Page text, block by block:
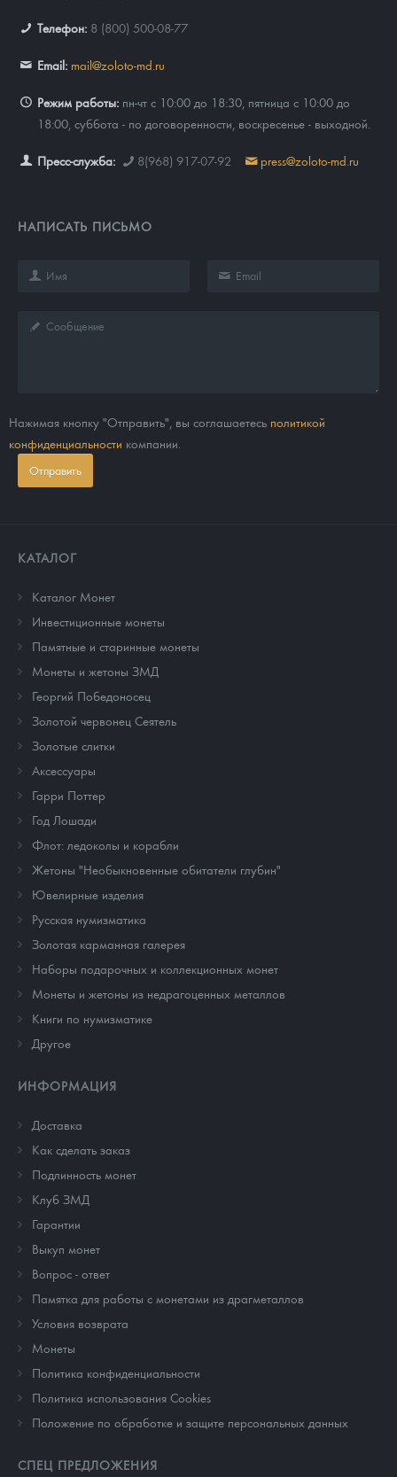
Телефон: 8 (800) 500-08-77
Email: mail@zoloto-md.ru
Режим работы: пн-чт с 10:00 до 18:30, пятница с 10:00 до
18:00, суббота - по договоренности, воскресенье - выходной.
Пресс-служба: 8(968) 917-07-92 press@zoloto-md.ru
НАПИСАТЬ ПИСЬМО
Нажимая кнопку "Отправить", вы соглашаетесь политикой
конфиденциальности компании.
Отправить
КАТАЛОГ
Каталог Монет
Инвестиционные монеты
Памятные и старинные монеты
Монеты и жетоны ЗМД
Георгий Победоносец
Золотой червонец Сеятель
Золотые слитки
Аксессуары
Гарри Поттер
Год Лошади
Флот: ледоколы и корабли
Жетоны "Необыкновенные обитатели глубин"
Ювелирные изделия
Русская нумизматика
Золотая карманная галерея
Наборы подарочных и коллекционных монет
Монеты и жетоны из недрагоценных металлов
Книги по нумизматике
Другое
ИНФОРМАЦИЯ
Доставка
Как сделать заказ
Подлинность монет
Клуб ЗМД
Гарантии
Выкуп монет
Вопрос - ответ
Памятка для работы с монетами из драгметаллов
Условия возврата
Монеты
Политика конфиденциальности
Политика использования Cookies
Положение по обработке и защите персональных данных
СПЕЦ ПРЕДЛОЖЕНИЯ